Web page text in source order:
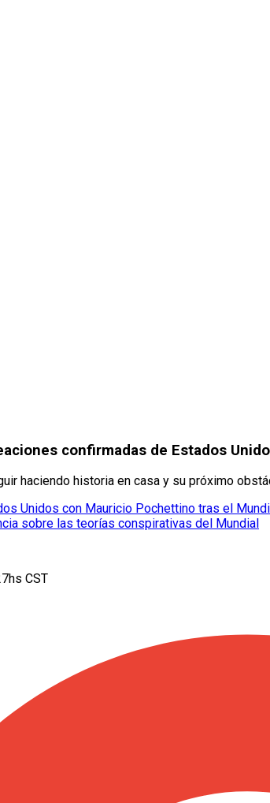
confirmadas de Estados
haciendo historia en casa y su próximo
Unidos con Mauricio Pochettino tras el
sobre las teorías conspirativas del Mundial
CST